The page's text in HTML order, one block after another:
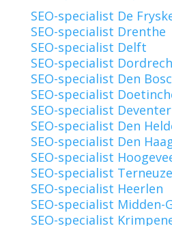
SEO-specialist De
SEO-specialist Drenthe
SEO-specialist Delft
SEO-specialist
SEO-specialist Den
SEO-specialist
SEO-specialist Deventer
SEO-specialist Den
SEO-specialist Den
SEO-specialist
SEO-specialist
SEO-specialist Heerlen
SEO-specialist Midden-
SEO-specialist